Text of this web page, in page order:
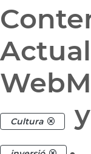
Cultura
.